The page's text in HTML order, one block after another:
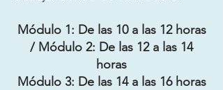
Módulo 1: De las 10 a las 12 horas
/ Módulo 2: De las 12 a las 14
horas
Módulo 3: De las 14 a las 16 horas